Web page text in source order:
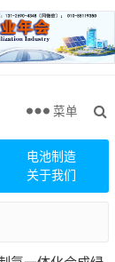
电池制造
关于我们
菜单